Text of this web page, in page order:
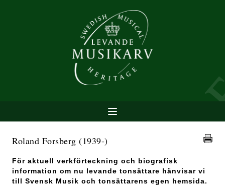
Roland Forsberg (1939-)
För aktuell verkförteckning och biografisk
information om nu levande tonsättare hänvisar vi
till Svensk Musik och tonsättarens egen hemsida.